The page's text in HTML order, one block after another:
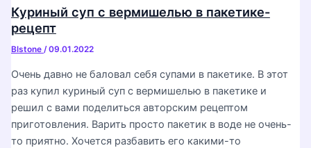
Куриный суп с вермишелью в пакетике-
рецепт
Blstone /09.01.2022
Очень давно не баловал себя супами в пакетике. В этот
раз купил куриный суп с вермишелью в пакетике и
решил с вами поделиться авторским рецептом
приготовления. Варить просто пакетик в воде не очень-
то приятно. Хочется разбавить его какими-то